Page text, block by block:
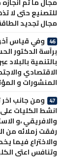
للتصنيع حتى لا
مجال تجديد الطاقة
وفي قياس آخر
برآسة الدكتور
بالتنمية بالبلاد
الاقتصادي
المنشورات و
ومن جانب اخر
انشط الكليات على
والافريقي ،و
رفقت زملائه من
والاختراع فيما
وتنافس اعتى